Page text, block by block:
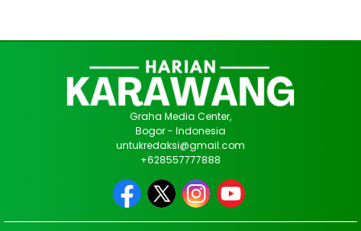
Graha Media Center,
Bogor - Indonesia
untukredaksi@gmail.com
+628557777888